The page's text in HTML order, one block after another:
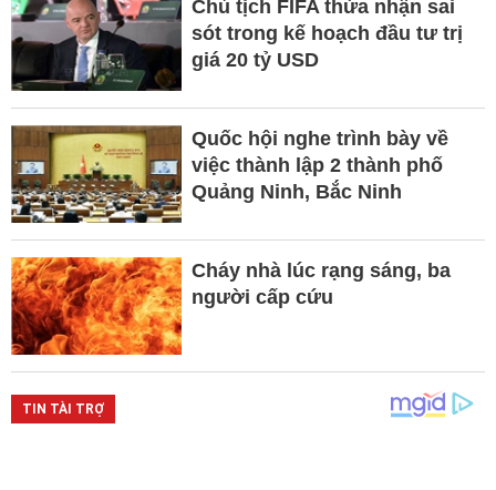
Chủ tịch FIFA thừa nhận sai
sót trong kế hoạch đầu tư trị
giá 20 tỷ USD
Quốc hội nghe trình bày về
việc thành lập 2 thành phố
Quảng Ninh, Bắc Ninh
Cháy nhà lúc rạng sáng, ba
người cấp cứu